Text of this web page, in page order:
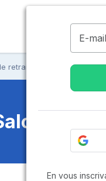
retraite à Dampierre-sur-
(70180)
E-mail
En vous